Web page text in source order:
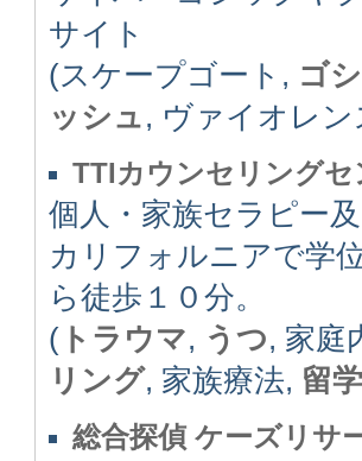
サイト
(スケープゴート, ゴ
ッシュ, ヴァイオレ
TTIカウンセリングセ
個人・家族セラピー
カリフォルニアで学
ら徒歩１０分。
( トラウマ, うつ, 家庭
リング, 家族療法, 留学
総合探偵 ケーズリサ